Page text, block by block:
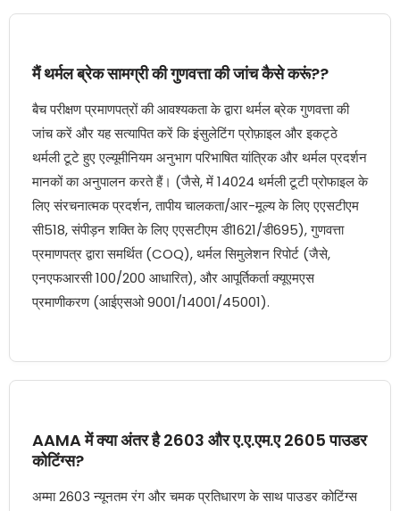
मैं थर्मल ब्रेक सामग्री की गुणवत्ता की जांच कैसे करूं??
बैच परीक्षण प्रमाणपत्रों की आवश्यकता के द्वारा थर्मल ब्रेक गुणवत्ता की
जांच करें और यह सत्यापित करें कि इंसुलेटिंग प्रोफ़ाइल और इकट्ठे
थर्मली टूटे हुए एल्यूमीनियम अनुभाग परिभाषित यांत्रिक और थर्मल प्रदर्शन
मानकों का अनुपालन करते हैं। (जैसे, में 14024 थर्मली टूटी प्रोफाइल के
लिए संरचनात्मक प्रदर्शन, तापीय चालकता/आर-मूल्य के लिए एएसटीएम
सी518, संपीड़न शक्ति के लिए एएसटीएम डी1621/डी695), गुणवत्ता
प्रमाणपत्र द्वारा समर्थित (COQ), थर्मल सिमुलेशन रिपोर्ट (जैसे,
एनएफआरसी 100/200 आधारित), और आपूर्तिकर्ता क्यूएमएस
प्रमाणीकरण (आईएसओ 9001/14001/45001).
AAMA में क्या अंतर है 2603 और ए.ए.एम.ए 2605 पाउडर
कोटिंग्स?
अम्मा 2603 न्यूनतम रंग और चमक प्रतिधारण के साथ पाउडर कोटिंग्स